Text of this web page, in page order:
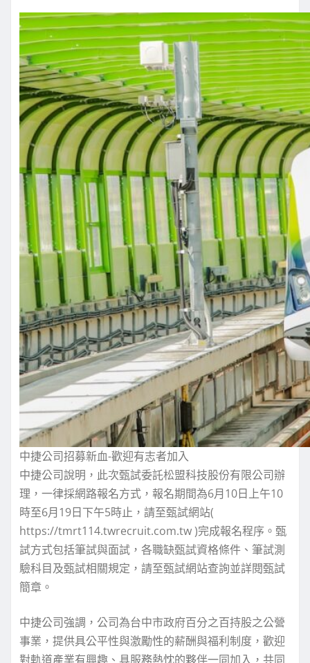
中捷公司招募新血-歡迎有志者加入
中捷公司說明，此次甄試委託松盟科技股份有限公司辦
理，一律採網路報名方式，報名期間為6月10日上午10
時至6月19日下午5時止，請至甄試網站(
https://tmrt114.twrecruit.com.tw )完成報名程序。甄
試方式包括筆試與面試，各職缺甄試資格條件、筆試測
驗科目及甄試相關規定，請至甄試網站查詢並詳閱甄試
簡章。
中捷公司強調，公司為台中市政府百分之百持股之公營
事業，提供具公平性與激勵性的薪酬與福利制度，歡迎
對軌道產業有興趣、具服務熱忱的夥伴一同加入，共同